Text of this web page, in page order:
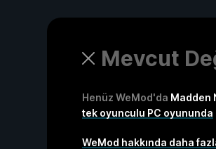
Mevcut
Henüz WeMod'da Madden
tek oyunculu PC oyununda
WeMod hakkında daha